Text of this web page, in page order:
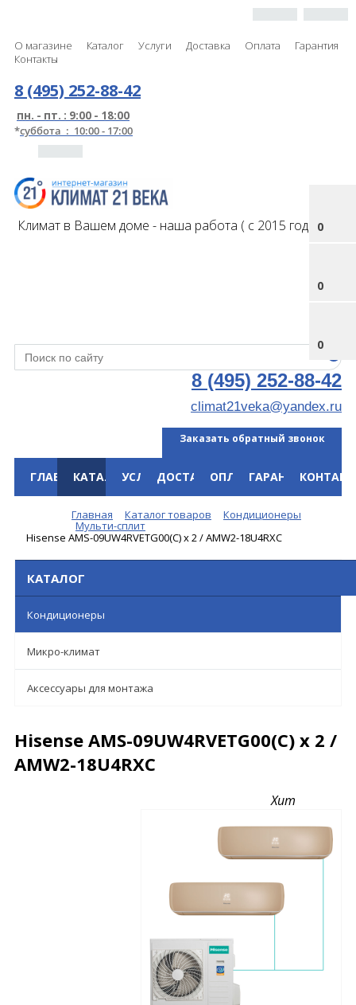
О магазине Каталог Услуги Доставка Оплата
Гарантия
Контакты
0
0
0
8 (495) 252-88-42
пн. - пт. : 9:00 - 18:00
*суббота : 10:00 - 17:00
Климат в Вашем доме - наша работа ( с 2015 года )
8 (495) 252-88-42
climat21veka@yandex.ru
Заказать обратный звонок
ГЛАВНАЯКАТАЛОГУСЛУГИДОСТАВКАОПЛАТАГАРАНТИЯ
Главная Каталог товаров Кондиционеры
Мульти-сплит
Hisense AMS-09UW4RVETG00(С) х 2 / AMW2-18U4RXC
КАТАЛОГ
Кондиционеры
Микро-климат
Аксессуары для монтажа
Hisense AMS-09UW4RVETG00(С) х 2 /
AMW2-18U4RXC
Хит